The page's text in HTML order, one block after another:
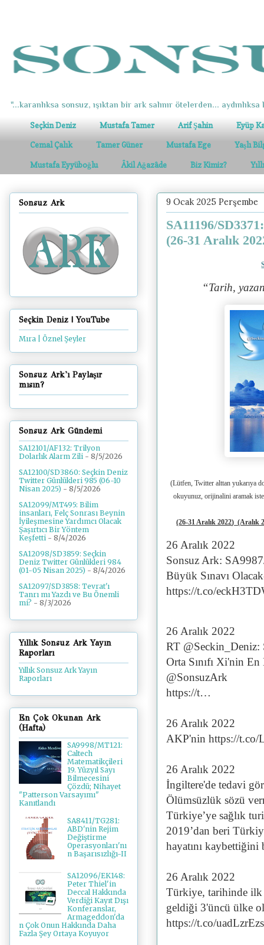
"...karanlıksa sonsuz, ışıktan bir ark salınır ötelerden... aydınlıksa
Seçkin Deniz Mustafa Tamer Arif Şahin Eyüp
Cemal Çalık Tamer Güner Mustafa Ege Yaşlı
Mustafa Eyyüboğlu Âkil Ağazâde Biz Kimiz?
9 Ocak 2025 Perşembe
SA11196/
(26-31 Aralık
“Tarih,
(Lütfen, Twitter alttan yukarıya
okuyunuz, orijinalini aramak
(26-31 Aralık 2022) (Aralık
26 Aralık 2022
Sonsuz Ark:
Büyük Sınavı
https://t.co/
26 Aralık 2022
RT
Orta Sınıfı Xi'nin
@SonsuzArk
https://t…
26 Aralık 2022
AKP'nin https://t.co/
26 Aralık 2022
İngiltere'de tedavi
Ölümsüzlük sözü
Türkiye’ye sağlık
2019’dan beri
hayatını
26 Aralık 2022
Türkiye, tarihinde ilk
geldiği 3'üncü ülke
https://t.co/
Sonsuz Ark
Seçkin Deniz | YouTube
Mıra | Öznel Şeyler
Sonsuz Ark'ı Paylaşır
mısın?
Sonsuz Ark Gündemi
SA12101/AF132: Trilyon
Dolarlık Alarm Zili - 8/5/2026
SA12100/SD3860: Seçkin Deniz
Twitter Günlükleri 985 (06-10
Nisan 2025) - 8/5/2026
SA12099/MT495: Bilim
insanları, Felç Sonrası Beynin
İyileşmesine Yardımcı Olacak
Şaşırtıcı Bir Yöntem
Keşfetti - 8/4/2026
SA12098/SD3859: Seçkin
Deniz Twitter Günlükleri 984
(01-05 Nisan 2025) - 8/4/2026
SA12097/SD3858: Tevrat'ı
Tanrı mı Yazdı ve Bu Önemli
mi? - 8/3/2026
Yıllık Sonsuz Ark Yayın
Raporları
Yıllık Sonsuz Ark Yayın
Raporları
En Çok Okunan Ark
(Hafta)
SA9998/MT121:
Caltech
Matematikçileri
19. Yüzyıl Sayı
Bilmecesini
Çözdü; Nihayet
"Patterson Varsayımı"
Kanıtlandı
SA8411/TG281:
ABD'nin Rejim
Değiştirme
Operasyonları'nı
n Başarısızlığı-II
SA12096/EK148:
Peter Thiel'in
Deccal Hakkında
Verdiği Kayıt Dışı
Konferanslar,
Armageddon'da
n Çok Onun Hakkında Daha
Fazla Şey Ortaya Koyuyor